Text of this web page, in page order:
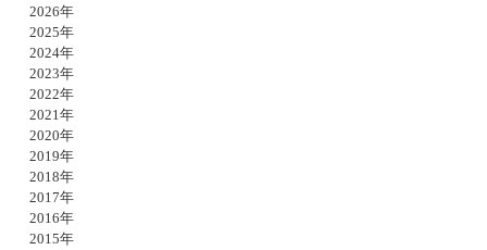
2026年
2025年
2024年
2023年
2022年
2021年
2020年
2019年
2018年
2017年
2016年
2015年